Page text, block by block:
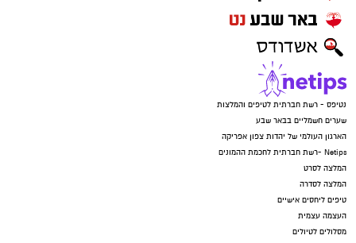
נטיפס - רשת חברתית לטיפים והמלצות
שערים חשמליים בבאר שבע
הארגון העולמי של יהדות צפון אפריקה
Netips -רשת חברתית לחכמת ההמונים
המלצה לסרט
המלצה לסדרה
טיפים ליחסים אישיים
העצמה עצמית
מסלולים לטיולים